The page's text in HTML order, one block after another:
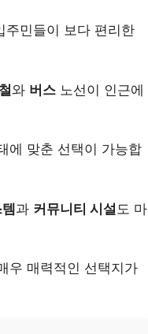
주민들이 보다 편리한
와 버스 노선이 인근에
에 맞춘 선택이 가능합
과 커뮤니티 시설 도 마
우 매력적인 선택지가